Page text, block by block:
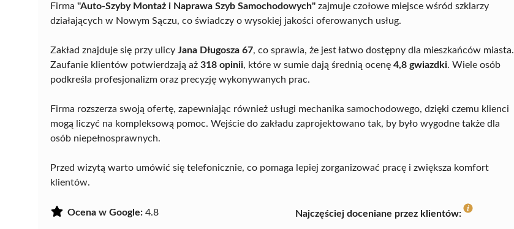
Firma "Auto-Szyby Montaż i Naprawa Szyb Samochodowych" zajmuje czołowe miejsce wśród szklarzy
działających w Nowym Sączu, co świadczy o wysokiej jakości oferowanych usług.
Zakład znajduje się przy ulicy Jana Długosza 67, co sprawia, że jest łatwo dostępny dla mieszkańców miasta.
Zaufanie klientów potwierdzają aż 318 opinii, które w sumie dają średnią ocenę 4,8 gwiazdki. Wiele osób
podkreśla profesjonalizm oraz precyzję wykonywanych prac.
Firma rozszerza swoją ofertę, zapewniając również usługi mechanika samochodowego, dzięki czemu klienci
mogą liczyć na kompleksową pomoc. Wejście do zakładu zaprojektowano tak, by było wygodne także dla
osób niepełnosprawnych.
Przed wizytą warto umówić się telefonicznie, co pomaga lepiej zorganizować pracę i zwiększa komfort
klientów.
Ocena w Google: 4.8 Najczęściej doceniane przez klientów: